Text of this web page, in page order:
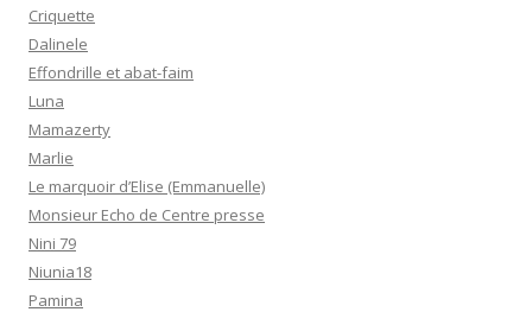
Criquette
Dalinele
Effondrille et abat-faim
Luna
Mamazerty
Marlie
Le marquoir d’Elise (Emmanuelle)
Monsieur Echo de Centre presse
Nini 79
Niunia18
Pamina